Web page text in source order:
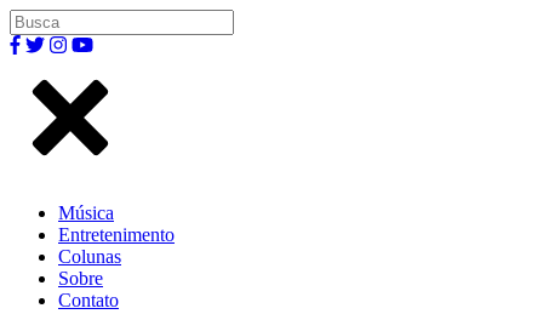
Música
Entretenimento
Colunas
Sobre
Contato